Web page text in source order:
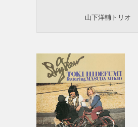
山下洋輔トリオ